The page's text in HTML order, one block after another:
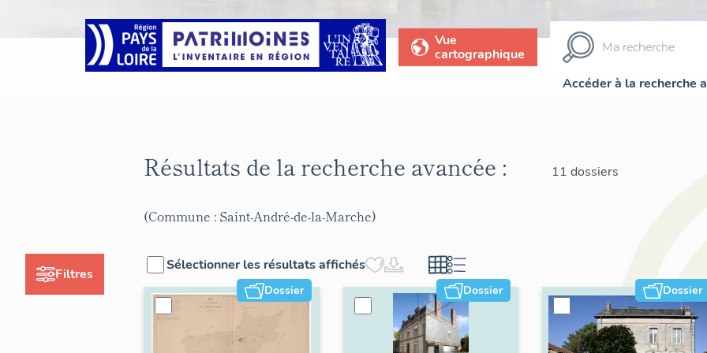
Vue
cartographique
Accéder à la recherche
Filtres
Résultats de la recherche avancée : 11 dossiers
(Commune : Saint-André-de-la-Marche)
Sélectionner les résultats affichés
Dossier Dossier Dossier